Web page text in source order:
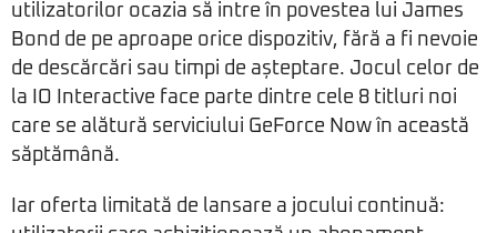
utilizatorilor ocazia să intre în povestea lui James
Bond de pe aproape orice dispozitiv, fără a fi nevoie
de descărcări sau timpi de așteptare. Jocul celor de
la IO Interactive face parte dintre cele 8 titluri noi
care se alătură serviciului GeForce Now în această
săptămână.
Iar oferta limitată de lansare a jocului continuă: